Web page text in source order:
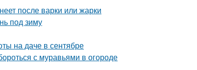
после варки или жарки
под зиму
на даче в сентябре
с муравьями в огороде